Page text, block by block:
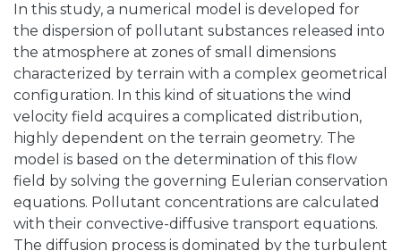
In this study, a numerical model is developed for
the dispersion of pollutant substances released into
the atmosphere at zones of small dimensions
characterized by terrain with a complex geometrical
configuration. In this kind of situations the wind
velocity field acquires a complicated distribution,
highly dependent on the terrain geometry. The
model is based on the determination of this flow
field by solving the governing Eulerian conservation
equations. Pollutant concentrations are calculated
with their convective-diffusive transport equations.
The diffusion process is dominated by the turbulent